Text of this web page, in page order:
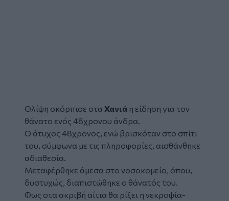
Θλίψη σκόρπισε στα Χανιά η είδηση για τον
θάνατο ενός 48χρονου άνδρα.
Ο άτυχος 48χρονος, ενώ βρισκόταν στο σπίτι
του, σύμφωνα με τις πληροφορίες, αισθάνθηκε
αδιαθεσία.
Μεταφέρθηκε άμεσα στο νοσοκομείο, όπου,
δυστυχώς, διαπιστώθηκε ο θάνατός του.
Φως στα ακριβή αίτια θα ρίξει η νεκροψία-